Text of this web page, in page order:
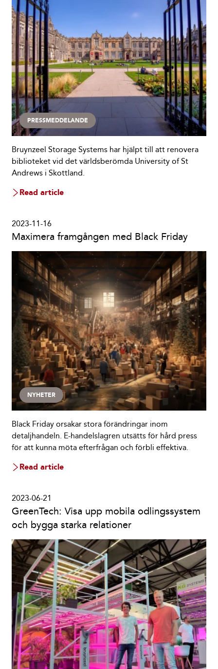
PRESSMEDDELANDE
Bruynzeel Storage Systems har hjälpt till att renovera
biblioteket vid det världsberömda University of St
Andrews i Skottland.
Read article
Maximera framgången med Black Friday
2023-11-16
NYHETER
Black Friday orsakar stora förändringar inom
detaljhandeln. E-handelslagren utsätts för hård press
för att kunna möta efterfrågan och förbli effektiva.
Read article
GreenTech: Visa upp mobila odlingssystem
och bygga starka relationer
2023-06-21